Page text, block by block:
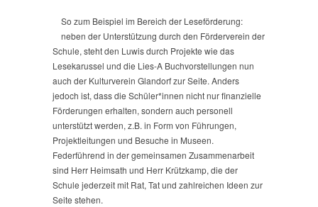
Gut
Verein
So zum Beispiel im Bereich der Leseförderung:
neben der Unterstützung durch den Förderverein der
Schule, steht den Luwis durch Projekte wie das
Lesekarussel und die Lies-A Buchvorstellungen nun
auch der Kulturverein Glandorf zur Seite. Anders
jedoch ist, dass die Schüler*innen nicht nur finanzielle
Förderungen erhalten, sondern auch personell
unterstützt werden, z.B. in Form von Führungen,
Projektleitungen und Besuche in Museen.
Federführend in der gemeinsamen Zusammenarbeit
sind Herr Heimsath und Herr Krützkamp, die der
Schule jederzeit mit Rat, Tat und zahlreichen Ideen zur
Seite stehen.